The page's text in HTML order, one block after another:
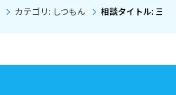
カテゴリ: しつもん 相談タイトル: 三連